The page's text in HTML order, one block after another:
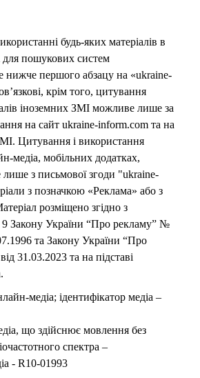
будь-яких матеріалів в
для пошукових систем
нижче першого абзацу на «ukraine-
крім того, цитування
іноземних ЗМІ можливе лише за
на сайт ukraine-inform.com та на
Цитування і використання
медіа, мобільних додатках,
з письмової згоди "ukraine-
з позначкою «Реклама» або з
розміщено згідно з
9 Закону України “Про рекламу” №
та Закону України “Про
31.03.2023 та на підставі
медіа; ідентифікатор медіа –
що здійснює мовлення без
спектра –
- R10-01993